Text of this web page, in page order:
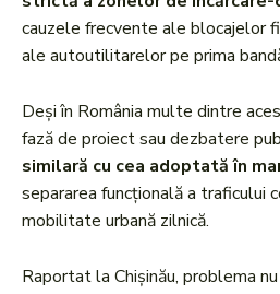
cauzele frecvente ale blocajelor
ale autoutilitarelor pe prima
Deși în România multe dintre
fază de proiect sau dezbatere
similară cu cea adoptată în
separarea funcțională a traficului
mobilitate urbană zilnică.
Raportat la Chișinău, problema